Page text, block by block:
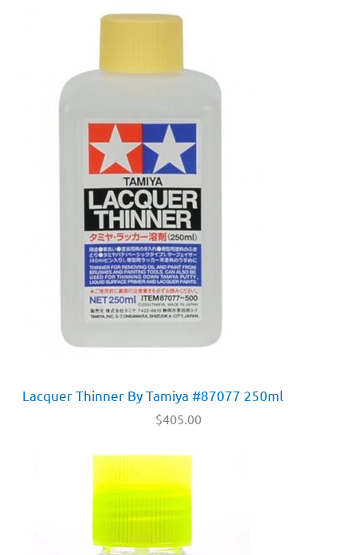
Lacquer Thinner By Tamiya #87077 250ml
$405.00